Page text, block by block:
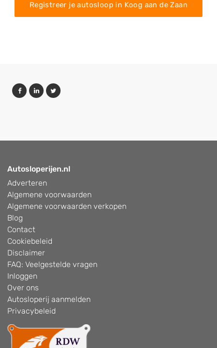
Registreer je autosloop in Koog aan de Zaan
Autosloperijen.nl
Adverteren
Algemene voorwaarden
Algemene voorwaarden verkopen
Blog
Contact
Cookiebeleid
Disclaimer
FAQ: Veelgestelde vragen
Inloggen
Over ons
Autosloperij aanmelden
Privacybeleid